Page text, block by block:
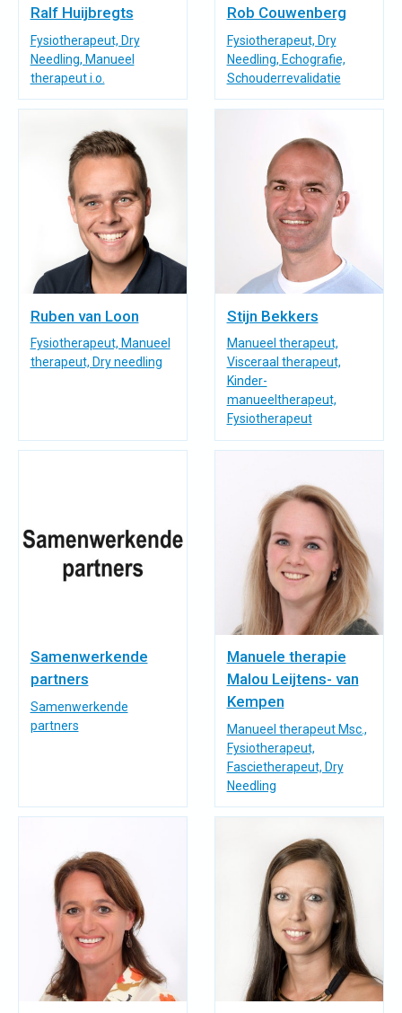
Ralf Huijbregts
Fysiotherapeut, Dry
Needling, Manueel
therapeut i.o.
Rob Couwenberg
Fysiotherapeut, Dry
Needling, Echografie,
Schouderrevalidatie
Ruben van Loon
Fysiotherapeut, Manueel
therapeut, Dry needling
Stijn Bekkers
Manueel therapeut,
Visceraal therapeut,
Kinder-
manueeltherapeut,
Fysiotherapeut
Samenwerkende
partners
Samenwerkende
partners
Manuele therapie
Malou Leijtens- van
Kempen
Manueel therapeut Msc.,
Fysiotherapeut,
Fascietherapeut, Dry
Needling